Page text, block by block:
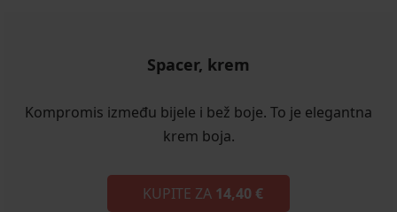
Spacer, krem
Kompromis između bijele i bež boje. To je elegantna
krem boja.
KUPITE ZA 14,40 €